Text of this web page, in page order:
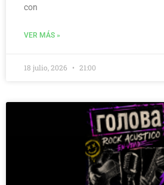
con
VER MÁS »
18 julio, 2026 21:00